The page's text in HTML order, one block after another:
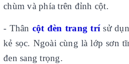
chùm và phía trên đỉnh cột.
- Thân cột đèn trang trísử
kẻ sọc. Ngoài cùng là lớp sơn
đen sang trọng.